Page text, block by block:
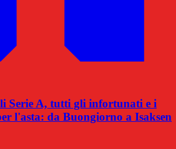
Serie A, tutti gli infortunati e i
l'asta: da Buongiorno a Isaksen